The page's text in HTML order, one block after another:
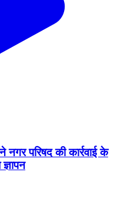
परिषद की कार्रवाई के